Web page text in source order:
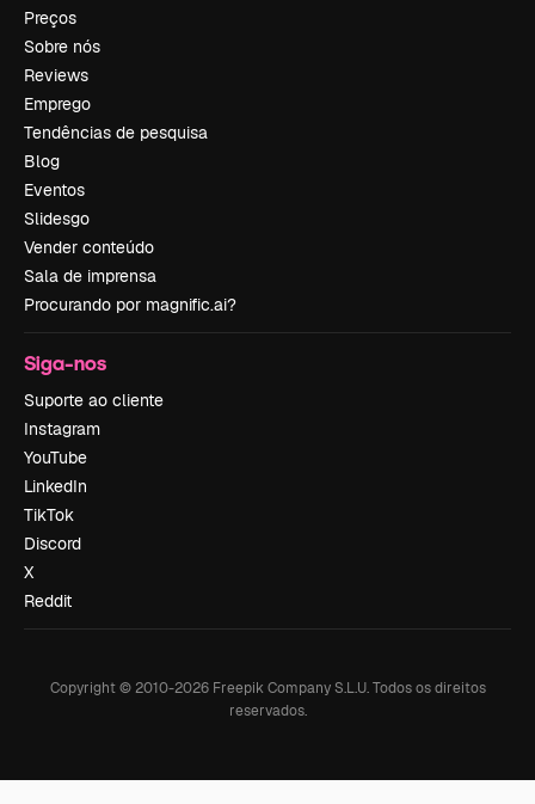
Preços
Sobre nós
Reviews
Emprego
Tendências de pesquisa
Blog
Eventos
Slidesgo
Vender conteúdo
Sala de imprensa
Procurando por magnific.ai?
Siga-nos
Suporte ao cliente
Instagram
YouTube
LinkedIn
TikTok
Discord
X
Reddit
Copyright © 2010-2026Freepik Company S.L.U. Todos os direitos
reservados.